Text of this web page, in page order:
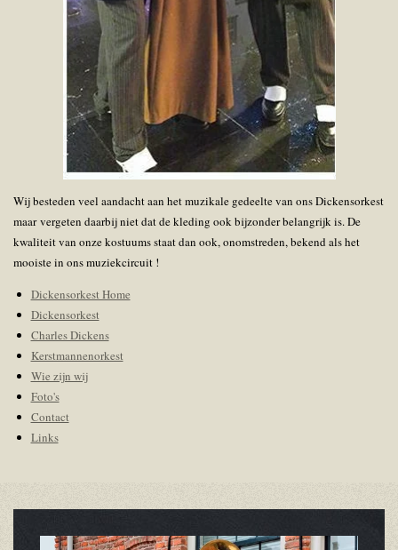
Wij besteden veel aandacht aan het muzikale gedeelte van ons Dickensorkest
maar vergeten daarbij niet dat de kleding ook bijzonder belangrijk is. De
kwaliteit van onze kostuums staat dan ook, onomstreden, bekend als het
mooiste in ons muziekcircuit !
Dickensorkest Home
Dickensorkest
Charles Dickens
Kerstmannenorkest
Wie zijn wij
Foto's
Contact
Links